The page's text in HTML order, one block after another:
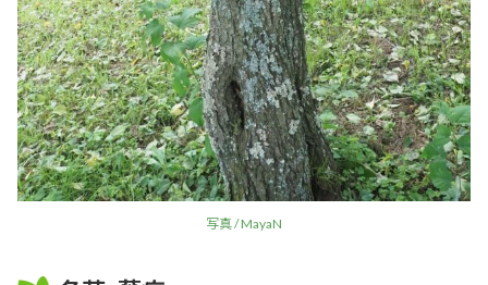
写真 / MayaN